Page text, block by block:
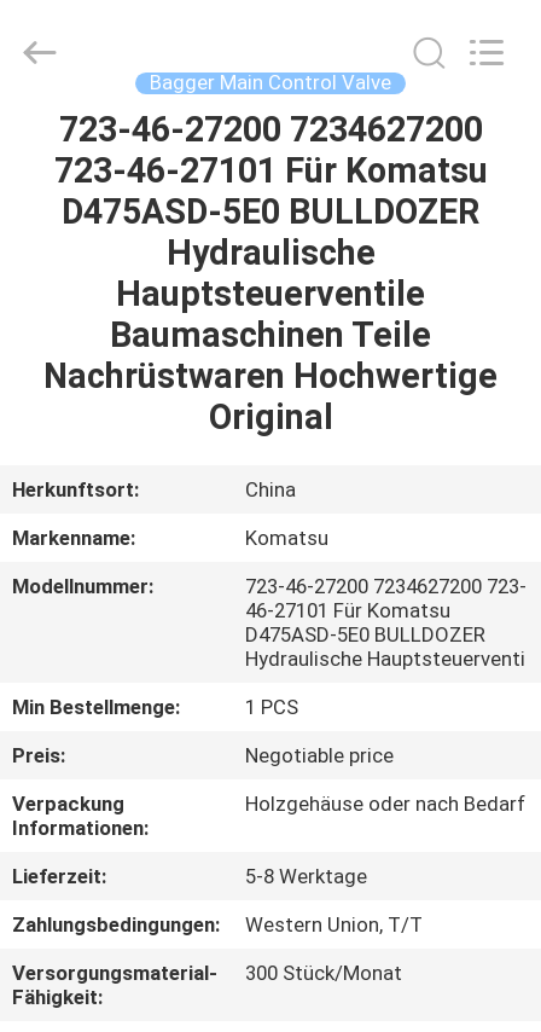
STARTSEITE
PRODUKTE
SHOW
ÜBER
UNS
FABRIK
QUALITÄTSKONTROLLE
KONTAKT
NACHRICHTEN
ALLE
FÄLLE
Machinery
Bagger Main Control Valve
723-46-27200 7234627200
723-46-27101 Für Komatsu
D475ASD-5E0 BULLDOZER
Hydraulische
Hauptsteuerventile
Baumaschinen Teile
Nachrüstwaren Hochwertige
Original
Herkunftsort:
China
Markenname:
Komatsu
Modellnummer:
723-46-27200 7234627200 723-
46-27101 Für Komatsu
D475ASD-5E0 BULLDOZER
Hydraulische Hauptsteuerventi
Min Bestellmenge:
1 PCS
Preis:
Negotiable price
Verpackung
Informationen:
Holzgehäuse oder nach Bedarf
Lieferzeit:
5-8 Werktage
Zahlungsbedingungen:
Western Union, T/T
Versorgungsmaterial-
Fähigkeit:
300 Stück/Monat